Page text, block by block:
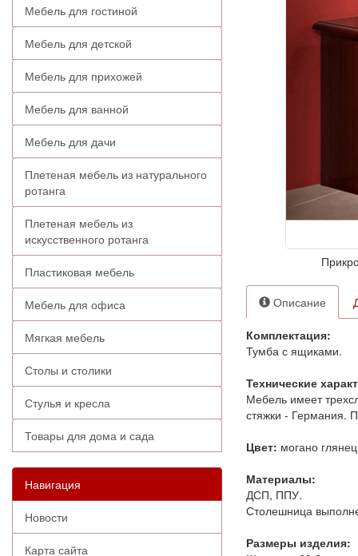
Мебель для гостиной
Мебель для детской
Мебель для прихожей
Мебель для ванной
Мебель для дачи
Плетеная мебель из натурального
ротанга
Плетеная мебель из
искусственного ротанга
Пластиковая мебель
Мебель для офиса
Мягкая мебель
Столы и столики
Стулья и кресла
Товары для дома и сада
Навигация
Новости
Карта сайта
Описание
Комплектация:
Тумба с ящиками.
Технические
Мебель имеет
стяжки - Германия.
Цвет: могано глянец
Материалы:
ДСП, ППУ.
Столешница
Размеры изделия: